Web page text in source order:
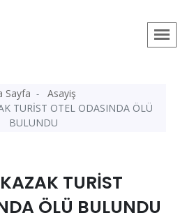
Sayfa
Asayiş
TURİST OTEL ODASINDA ÖLÜ
BULUNDU
TURİST
ÖLÜ BULUNDU